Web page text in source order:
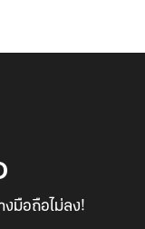
มือถือไม่ลง!